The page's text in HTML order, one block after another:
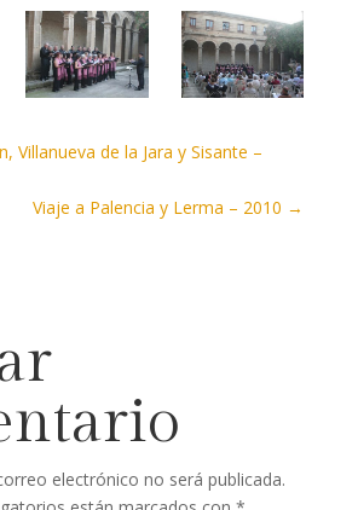
Villanueva de la Jara y Sisante –
Viaje a Palencia y Lerma – 2010 →
electrónico no será publicada.